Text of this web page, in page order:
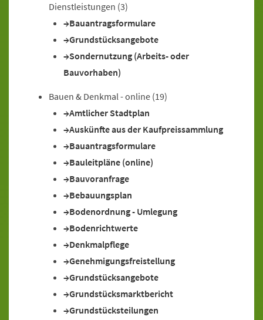
Dienstleistungen (3)
Bauantragsformulare
Grundstücksangebote
Sondernutzung (Arbeits- oder
Bauvorhaben)
Bauen & Denkmal - online (19)
Amtlicher Stadtplan
Auskünfte aus der Kaufpreissammlung
Bauantragsformulare
Bauleitpläne (online)
Bauvoranfrage
Bebauungsplan
Bodenordnung - Umlegung
Bodenrichtwerte
Denkmalpflege
Genehmigungsfreistellung
Grundstücksangebote
Grundstücksmarktbericht
Grundstücksteilungen